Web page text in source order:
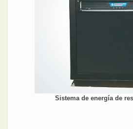
Sistema de energía de